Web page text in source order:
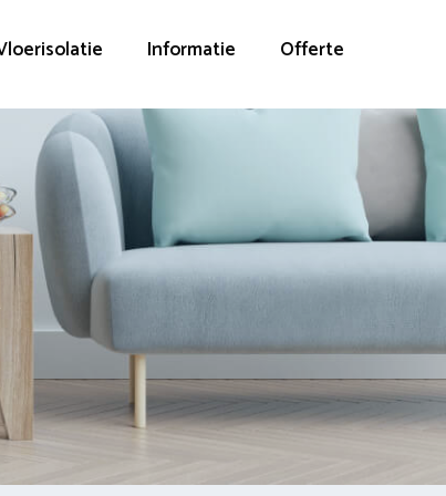
Informatie Offerte